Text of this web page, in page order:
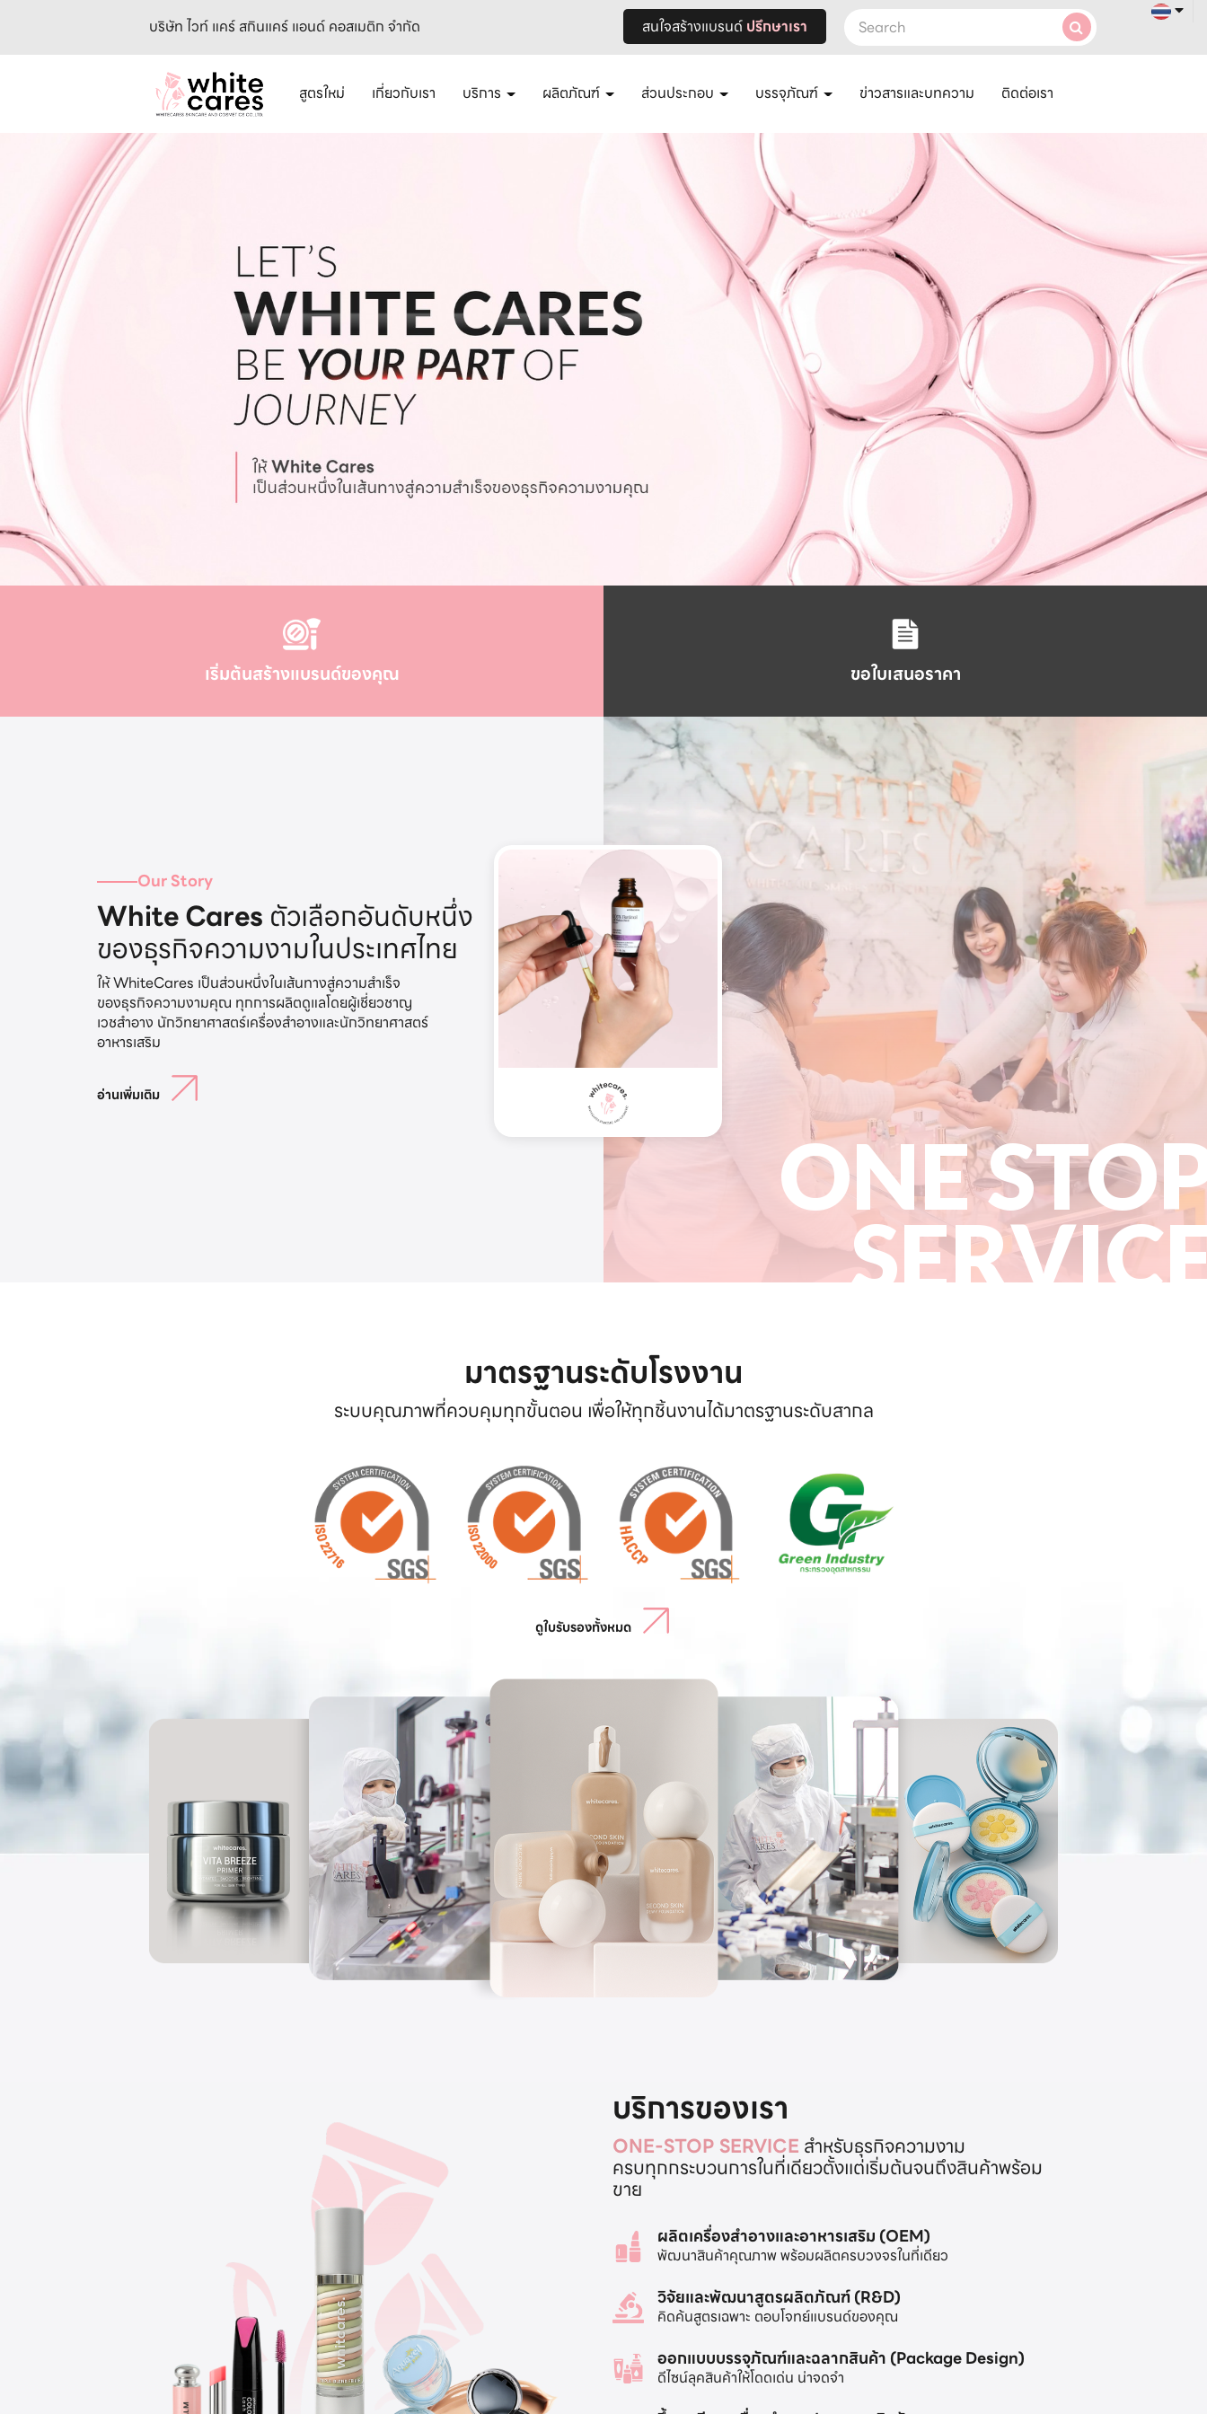
บริษัท ไวท์ แคร์ สกินแคร์ แอนด์ คอสเมติก จำกัด สนใจสร้างแบรนด์ ปรึกษาเรา
สูตรใหม่ เกี่ยวกับเรา บริการ ผลิตภัณฑ์ ส่วนประกอบ บรรจุภัณฑ์ ข่าวสารและบทความ ติดต่อเรา
เริ่มต้นสร้างแบรนด์ของคุณ ขอใบเสนอราคา
Our Story
White Cares ตัวเลือกอันดับหนึ่ง
ของธุรกิจความงามในประเทศไทย
ให้ WhiteCares เป็นส่วนหนึ่งในเส้นทางสู่ความสำเร็จ
ของธุรกิจความงามคุณ ทุกการผลิตดูแลโดยผู้เชี่ยวชาญ
เวชสำอาง นักวิทยาศาสตร์เครื่องสำอางและนักวิทยาศาสตร์
อ่านเพิ่มเติม
ONE
มาตรฐานระดับโรงงาน
ระบบคุณภาพที่ควบคุมทุกขั้นตอน เพื่อให้ทุกชิ้นงานได้มาตรฐานระดับสากล
ดูใบรับรองทั้งหมด
บริการของเรา
ONE-STOP SERVICE สำหรับธุรกิจความงาม
ครบทุกกระบวนการในที่เดียวตั้งแต่เริ่มต้นจนถึงสินค้าพร้อม
ขาย
ผลิตเครื่องสำอางและอาหารเสริม (OEM)
พัฒนาสินค้าคุณภาพ พร้อมผลิตครบวงจรในที่เดียว
วิจัยและพัฒนาสูตรผลิตภัณฑ์ (R&D)
คิดค้นสูตรเฉพาะ ตอบโจทย์แบรนด์ของคุณ
ออกแบบบรรจุภัณฑ์และฉลากสินค้า (Package Design)
ดีไซน์ลุคสินค้าให้โดดเด่น น่าจดจำ